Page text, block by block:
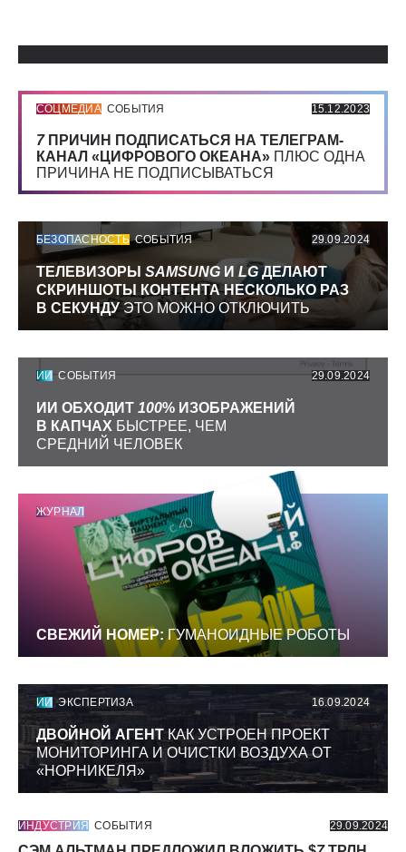
СОЦМЕДИА СОБЫТИЯ 15.12.2023
7 ПРИЧИН ПОДПИСАТЬСЯ НА ТЕЛЕГРАМ-
КАНАЛ «ЦИФРОВОГО ОКЕАНА» ПЛЮС ОДНА
ПРИЧИНА НЕ ПОДПИСЫВАТЬСЯ
БЕЗОПАСНОСТЬ СОБЫТИЯ 29.09.2024
ТЕЛЕВИЗОРЫ SAMSUNG И LGДЕЛАЮТ
СКРИНШОТЫ КОНТЕНТА НЕСКОЛЬКО РАЗ
В СЕКУНДУЭТО МОЖНО ОТКЛЮЧИТЬ
ИИ СОБЫТИЯ 29.09.2024
ИИ ОБХОДИТ 100% ИЗОБРАЖЕНИЙ
В КАПЧАХ БЫСТРЕЕ, ЧЕМ
СРЕДНИЙ ЧЕЛОВЕК
ЖУРНАЛ
СВЕЖИЙ НОМЕР: ГУМАНОИДНЫЕ РОБОТЫ
ИИ ЭКСПЕРТИЗА 16.09.2024
ДВОЙНОЙ АГЕНТКАК УСТРОЕН ПРОЕКТ
МОНИТОРИНГА И ОЧИСТКИ ВОЗДУХА ОТ
«НОРНИКЕЛЯ»
ИНДУСТРИЯ СОБЫТИЯ 29.09.2024